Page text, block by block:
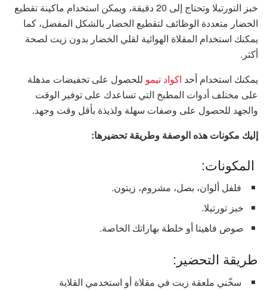
خبز التورتيلا وتحتاج إلى 20 دقيقة، ويمكن استخدام ماكينة تقطيع
الخضار متعددة الوظائف لتقطيع الخضار بالشكل المفضل، كما
يمكنك استخدام المقلاة الهوائية لقلي الخضار بدون زيت لصحة
أكثر.
يمكنك استخدام أحد اكواد تيمو للحصول على تخفيضات مذهلة
على مختلف أدوات المطبخ التي تساعدك على توفير الوقت
والجهد للحصول على وصفات سهلة ولذيذة بأقل وقت وجهد.
إليك مكونات هذه الوصفة وطريقة تحضيرها:
المكونات:
فلفل ألوان، بصل، مشروم، زيتون.
خبز تورتيلا.
صوص فاهيتا أو خلطة بهاراتك الخاصة.
طريقة التحضير:
سخّني ملعقة زيت في مقلاة أو استخدمي القلاية